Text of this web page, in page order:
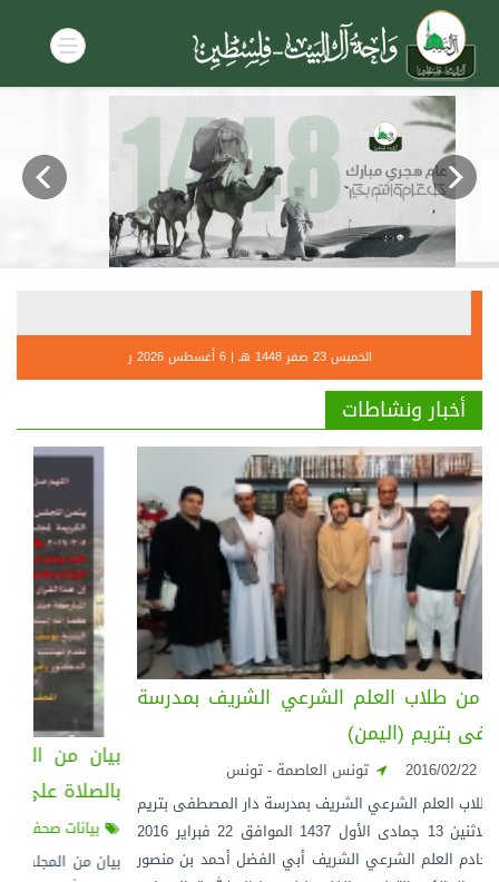
الخميس 23 صفر 1448 هـ | 6 أغسطس 2026 ر
أخبار ونشاطات
زيارة وفد من طلاب العلم الشرعي الشريف بمدرسة
دار المصطفى بتريم (اليمن)
زيارات
تونس العاصمة - تونس
قام وفد من طلاب العلم الشرعي الشريف بمدرسة دار المصطفى بتريم
(اليمن) يوم الاثنين 13 جمادى الأول 1437 الموافق 22 فبراير 2016
رومي بزيارة خادم العلم الشرعي الشريف أبي الفضل أحمد بن منصور